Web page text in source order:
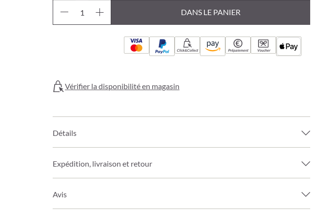
DANS LE PANIER
Click&Collect Prépaiement Voucher
Vérifier la disponibilité en magasin
Détails
Expédition, livraison et retour
Avis